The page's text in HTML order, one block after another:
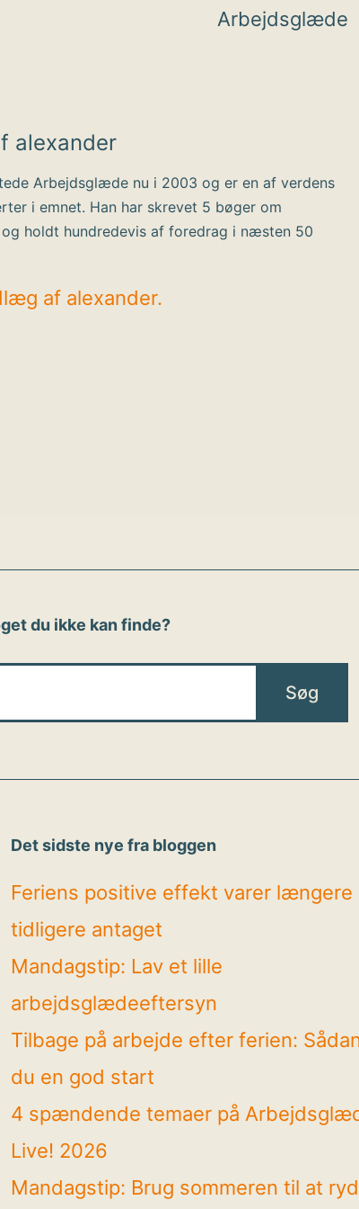
Arbejdsglæde
alexander
Arbejdsglæde nu i 2003 og er en af verdens
i emnet. Han har skrevet 5 bøger om
holdt hundredevis af foredrag i næsten 50
af alexander.
du ikke kan finde?
Det sidste nye fra bloggen
Feriens positive effekt varer længere
tidligere antaget
Mandagstip: Lav et lille
arbejdsglædeeftersyn
Tilbage på arbejde efter ferien:
du en god start
4 spændende temaer på
Live! 2026
Mandagstip: Brug sommeren til at